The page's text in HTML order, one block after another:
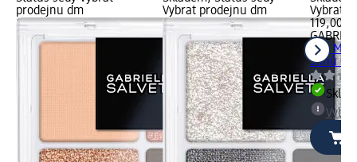
prodejnu dm
Vybrat prodejnu dm
Vybrat
119,00
The
stínů 02